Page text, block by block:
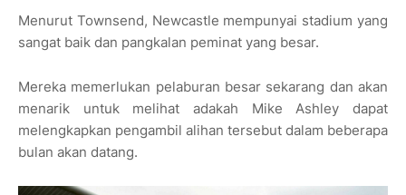
Menurut Townsend, Newcastle mempunyai stadium yang
sangat baik dan pangkalan peminat yang besar.
Mereka memerlukan pelaburan besar sekarang dan akan
menarik untuk melihat adakah Mike Ashley dapat
melengkapkan pengambil alihan tersebut dalam beberapa
bulan akan datang.